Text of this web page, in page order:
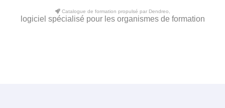
Catalogue de formation propulsé par Dendreo,
logiciel spécialisé pour les organismes de formation